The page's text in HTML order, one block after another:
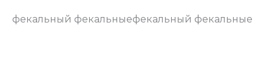
фекальный фекальныефекальный фекальные